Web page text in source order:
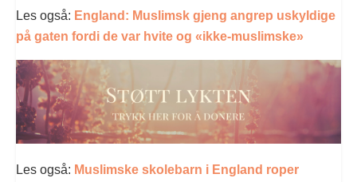
Les også: England: Muslimsk gjeng angrep uskyldige
på gaten fordi de var hvite og «ikke-muslimske»
Les også: Muslimske skolebarn i England roper